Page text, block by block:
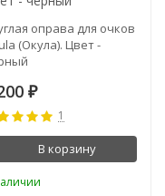
оправа для очков
(Окула). Цвет -
₽
1
В корзину